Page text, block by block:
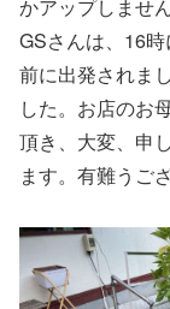
かアップしませ
GSさんは、16
前に出発されま
した。お店のお
頂き、大変、申
ます。有難うご